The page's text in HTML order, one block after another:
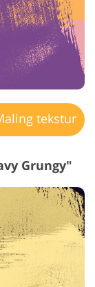
tekstur
Grungy"